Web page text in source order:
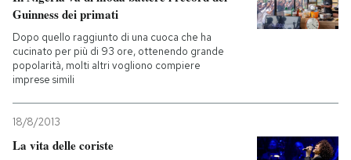
Guinness dei primati
Dopo quello raggiunto di una cuoca che ha
cucinato per più di 93 ore, ottenendo grande
popolarità, molti altri vogliono compiere
imprese simili
18/8/2013
La vita delle coriste